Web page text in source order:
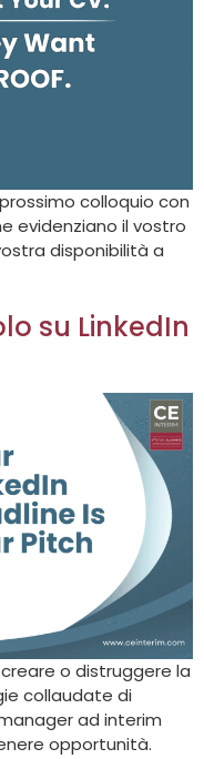
colloquio con
evidenziano il vostro
disponibilità a
su LinkedIn
o distruggere la
collaudate di
ad interim
opportunità.